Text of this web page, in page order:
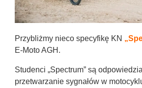
Przybliżmy nieco specyfikę KN
E-Moto AGH.
Studenci „Spectrum” są
przetwarzanie sygnałów w